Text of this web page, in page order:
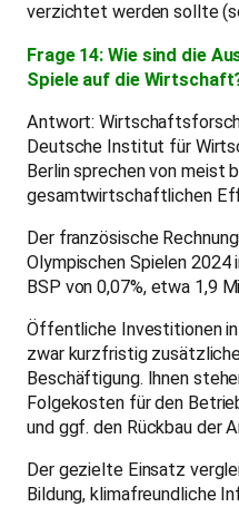
verzichtet werden sollte
Frage 14: Wie sind die
Spiele auf die
Antwort:
Deutsche Institut für
Berlin sprechen von meist
gesamtwirtschaftlichen
Der französische
Olympischen Spielen 2024
BSP von 0,07%, etwa 1,9
Öffentliche Investitionen
zwar kurzfristig
Beschäftigung. Ihnen
Folgekosten für den
und ggf. den Rückbau der
Der gezielte Einsatz
Bildung, klimafreundliche